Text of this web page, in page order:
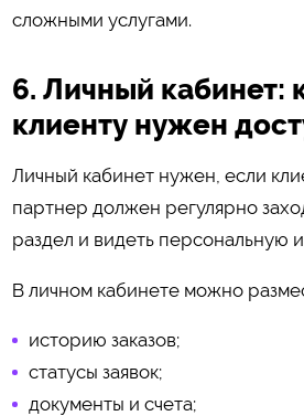
сложными услугами.
6. Личный кабинет:
клиенту нужен
Личный кабинет нужен, если
партнер должен регулярно
раздел и видеть персональную
В личном кабинете можно
историю заказов;
статусы заявок;
документы и счета;